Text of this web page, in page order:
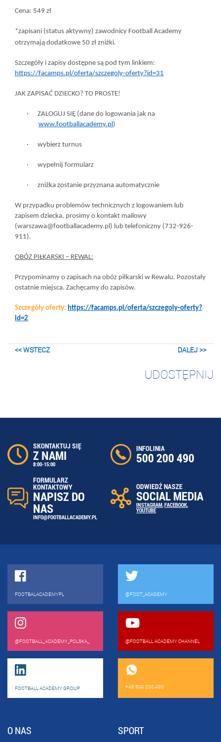
Cena: 549 zł
*zapisani (status aktywny) zawodnicy Football Academy
otrzymają dodatkowe 50 zł zniżki.
Szczegóły i zapisy dostępne są pod tym linkiem:
https://facamps.pl/oferta/szczegoly-oferty?id=31
JAK ZAPISAĆ DZIECKO? TO PROSTE!
·
ZALOGUJ SIĘ (dane do logowania jak na
www.footballacademy.pl )
· wybierz turnus
· wypełnij formularz
· zniżka zostanie przyznana automatycznie
W przypadku problemów technicznych z logowaniem lub
zapisem dziecka, prosimy o kontakt mailowy
(warszawa@footballacademy.pl) lub telefoniczny (732-926-
911).
OBÓZ PIŁKARSKI – REWAL:
Przypominamy o zapisach na obóz piłkarski w Rewalu. Pozostały
ostatnie miejsca. Zachęcamy do zapisów.
Szczegóły oferty: https://facamps.pl/oferta/szczegoly-oferty?
id=2
<< WSTECZ DALEJ >>
UDOSTĘPNIJ
SKONTAKTUJ SIĘ
Z NAMI
8:00-15:00
INFOLINIA
500 200 490
FORMULARZ
KONTAKTOWY
NAPISZ DO
NAS
INFO@FOOTBALLACADEMY.PL
ODWIEDŹ NASZE
SOCIAL MEDIA
INSTAGRAM,FACEBOOK,
YOUTUBE
FOOTBALACADEMYPL @FOOT_ACADEMY
@FOOTBALL_ACADEMY_POLSKA_ @FOOTBALL ACADEMY CHANNEL
FOOTBALL ACADEMY GROUP +48 500 200 490
O NAS SPORT